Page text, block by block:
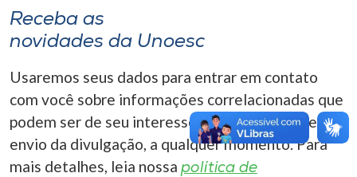
A+
Receba as
novidades da Unoesc
Usaremos seus dados para entrar em contato
com você sobre informações correlacionadas que
podem ser de seu interesse. Você pode cancelar o
envio da divulgação, a qualquer momento. Para
mais detalhes, leia nossa política de